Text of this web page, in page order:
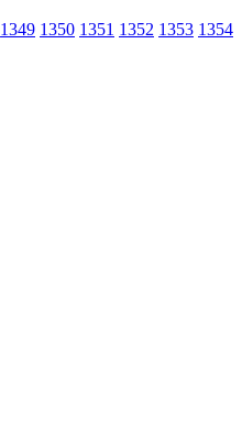
1349 1350 1351 1352 1353 1354